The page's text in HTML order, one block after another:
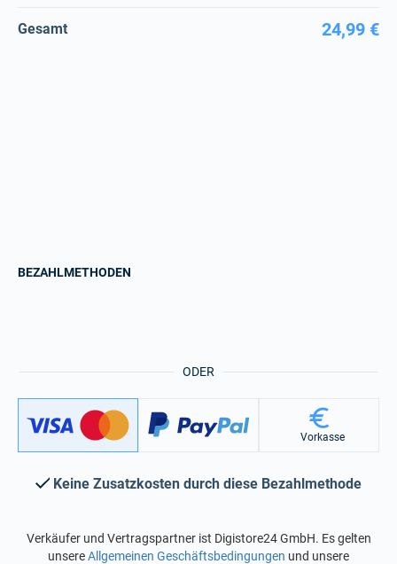
Gesamt 24,99 €
ODER
BEZAHLMETHODEN
Vorkasse
Keine Zusatzkosten durch diese Bezahlmethode
Verkäufer und Vertragspartner ist Digistore24 GmbH. Es gelten
unsereAllgemeinen Geschäftsbedingungen und unsere